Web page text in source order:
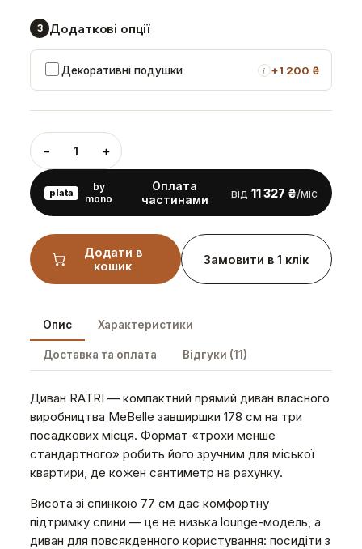
3 Додаткові опції
Декоративні подушки i +1 200 ₴
− 1 +
plata
by
mono
Оплата
частинами
від 11 327 ₴/міс
Додати в
кошик
Замовити в 1 клік
Опис Характеристики
Доставка та оплата Відгуки (11)
Диван RATRI — компактний прямий диван власного
виробництва MeBelle завширшки 178 см на три
посадкових місця. Формат «трохи менше
стандартного» робить його зручним для міської
квартири, де кожен сантиметр на рахунку.
Висота зі спинкою 77 см дає комфортну
підтримку спини — це не низька lounge-модель, а
диван для повсякденного користування: посидіти з